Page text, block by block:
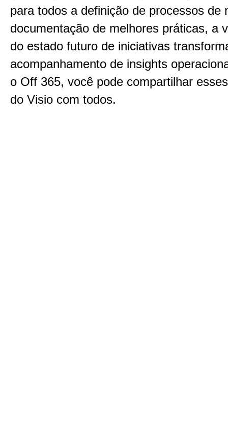
para todos a definição de processos de
documentação de melhores práticas, a
do estado futuro de iniciativas
acompanhamento de insights
o Off 365, você pode compartilhar
do Visio com todos.